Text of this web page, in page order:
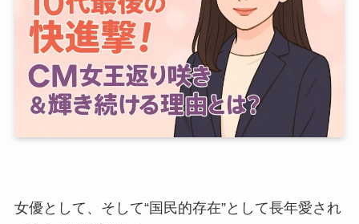
女優として、そして“国民的存在”として長年愛され